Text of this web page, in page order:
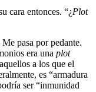
cara entonces. “¿Plot
pasa por pedante.
era una plot
a los que el
es “armadura
ser “inmunidad